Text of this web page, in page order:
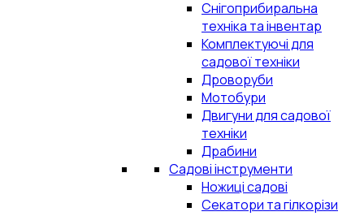
Снігоприбиральна
техніка та інвентар
Комплектуючі для
садової техніки
Дроворуби
Мотобури
Двигуни для садової
техніки
Драбини
Садові інструменти
Ножиці садові
Секатори та гілкорізи